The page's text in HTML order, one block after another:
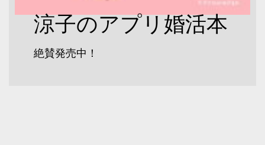
涼子のアプリ婚活本
絶賛発売中！